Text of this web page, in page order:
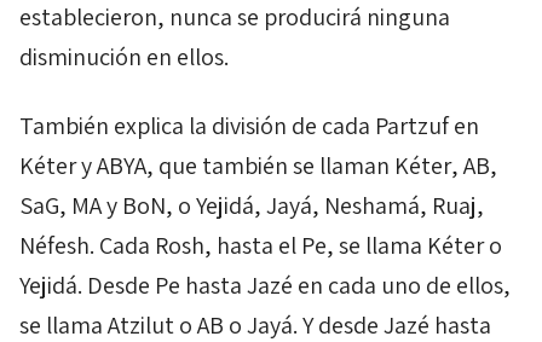
establecieron, nunca se producirá ninguna
disminución en ellos.
También explica la división de cada Partzufen
KéteryABYA, que también se llaman Kéter,AB,
SaG, MAy BoN, oYejidá,Jayá, Neshamá, Ruaj,
Néfesh. Cada Rosh, hasta el Pe, se llama Kétero
Yejidá. Desde Pe hastaJazé en cada uno de ellos,
se llamaAtzilutoAB oJayá. Y desdeJazé hasta